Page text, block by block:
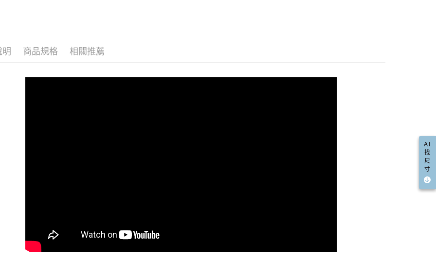
４．使用「AFTEE先享後付」時，將依據個別帳號之用戶狀況，依本公司
明 商品規格 相關推薦
AI
找
尺
寸